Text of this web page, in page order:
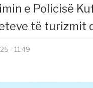
e Policisë
të turizmit
- 11:49